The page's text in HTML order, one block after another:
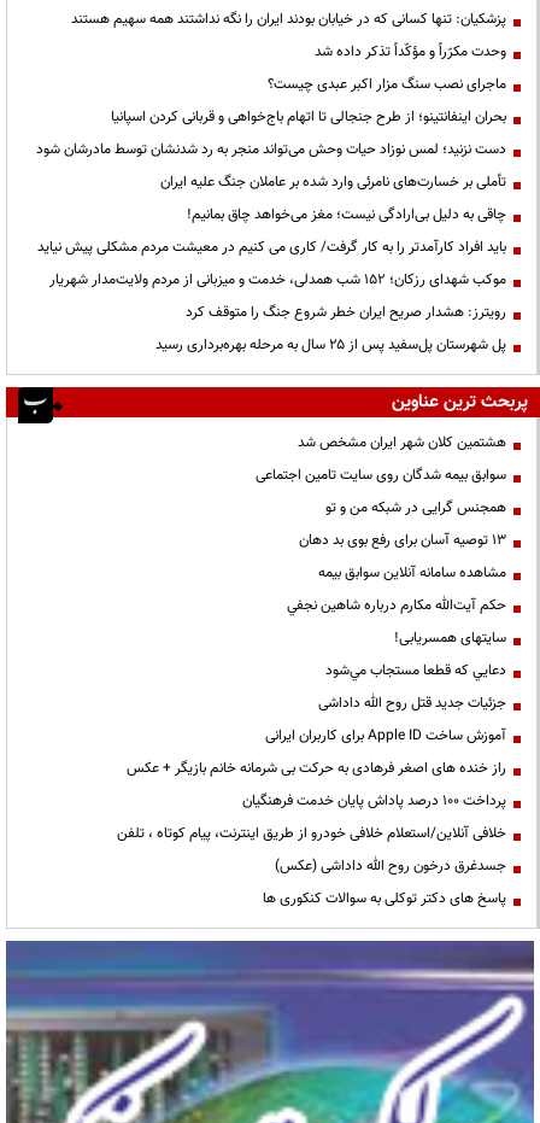
پزشکیان: تنها کسانی که در خیابان بودند ایران را نگه نداشتند همه سهیم هستند
وحدت مکرّراً و مؤکّداً تذکر داده شد
ماجرای نصب سنگ مزار اکبر عبدی چیست؟
بحران اینفانتینو؛ از طرح جنجالی تا اتهام باج‌خواهی و قربانی کردن اسپانیا
دست نزنید؛ لمس نوزاد حیات وحش می‌تواند منجر به رد شدنشان توسط مادرشان شود
تأملی بر خسارت‌های نامرئی وارد شده بر عاملان جنگ علیه ایران
چاقی به دلیل بی‌ارادگی نیست؛ مغز می‌خواهد چاق بمانیم!
باید افراد کارآمدتر را به کار گرفت/ کاری می کنیم در معیشت مردم مشکلی پیش نیاید
موکب شهدای رزکان؛ ۱۵۲ شب همدلی، خدمت و میزبانی از مردم ولایت‌مدار شهریار
رویترز: هشدار صریح ایران خطر شروع جنگ را متوقف کرد
پل شهرستان پل‌سفید پس از ۲۵ سال به مرحله بهره‌برداری رسید
پربحث ترین عناوین
هشتمین کلان شهر ایران مشخص شد
سوابق بیمه شدگان روی سایت تامین اجتماعی
همجنس گرایی در شبکه من و تو
13 توصیه آسان برای رفع بوی بد دهان
مشاهده سامانه آنلاين سوابق بیمه
حكم آيت‌الله مكارم درباره شاهين نجفي
سایتهای همسریابی!
دعايي كه قطعا مستجاب مي‌شود
جزئیات جدید قتل روح الله داداشی
آموزش ساخت Apple ID برای کاربران ایرانی
راز خنده های اصغر فرهادی به حرکت بی شرمانه خانم بازیگر + عکس
پرداخت ۱۰۰ درصد پاداش پایان خدمت فرهنگیان
خلافی آنلاین/استعلام خلافی خودرو از طریق اینترنت، پیام کوتاه ، تلفن
جسدغرق درخون روح الله داداشی (عکس)
پاسخ های دکتر توکلی به سوالات کنکوری ها